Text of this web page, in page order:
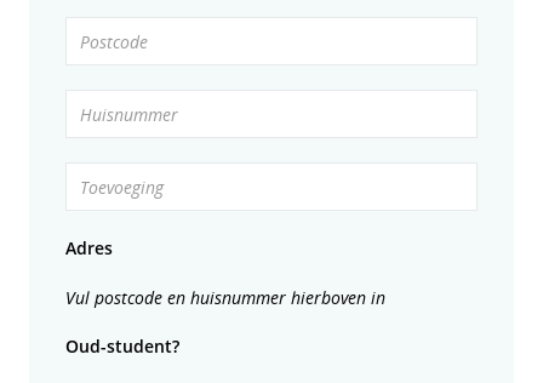
Postcode
Huisnummer
Toevoeging
Adres
Vul postcode en huisnummer hierboven in
Oud-student?